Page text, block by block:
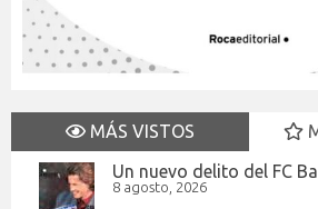
MÁS VISTOS
Un nuevo delito del FC
8 agosto, 2026